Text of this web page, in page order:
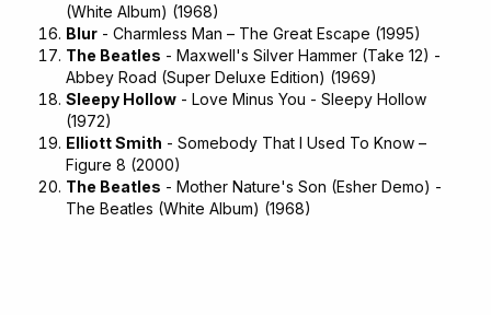
(White Album) (1968)
Blur - Charmless Man – The Great Escape (1995)
The Beatles - Maxwell's Silver Hammer (Take 12) -
Abbey Road (Super Deluxe Edition) (1969)
Sleepy Hollow - Love Minus You - Sleepy Hollow
(1972)
Elliott Smith - Somebody That I Used To Know –
Figure 8 (2000)
The Beatles - Mother Nature's Son (Esher Demo) -
The Beatles (White Album) (1968)